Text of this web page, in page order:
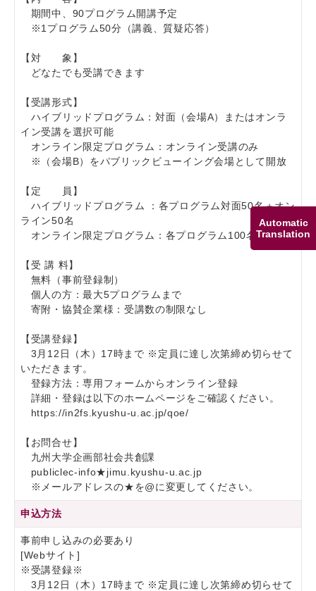
Automatic
Translation
期間中、90プログラム開講予定
※1プログラム50分（講義、質疑応答）
【対 象】
どなたでも受講できます
【受講形式】
ハイブリッドプログラム：対面（会場A）またはオンラ
イン受講を選択可能
オンライン限定プログラム：オンライン受講のみ
※（会場B）をパブリックビューイング会場として開放
【定 員】
ハイブリッドプログラム ：各プログラム対面50名＋オン
ライン50名
オンライン限定プログラム：各プログラム100名
【受 講 料】
無料（事前登録制）
個人の方：最大5プログラムまで
寄附・協賛企業様：受講数の制限なし
【受講登録】
3月12日（木）17時まで ※定員に達し次第締め切らせて
いただきます。
登録方法：専用フォームからオンライン登録
詳細・登録は以下のホームページをご確認ください。
https://in2fs.kyushu-u.ac.jp/qoe/
【お問合せ】
九州大学企画部社会共創課
publiclec-info★jimu.kyushu-u.ac.jp
※メールアドレスの★を@に変更してください。
申込方法
事前申し込みの必要あり
[Webサイト]
※受講登録※
3月12日（木）17時まで ※定員に達し次第締め切らせて